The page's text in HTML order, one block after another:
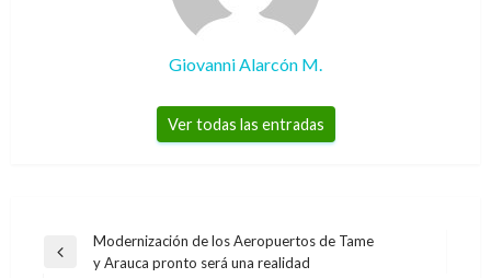
Giovanni Alarcón M.
Ver todas las entradas
Navegación
Entrada
Modernización de los Aeropuertos de Tame
y Arauca pronto será una realidad